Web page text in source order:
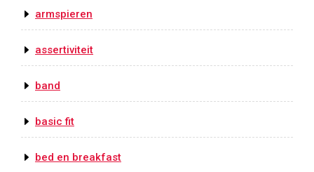
armspieren
assertiviteit
band
basic fit
bed en breakfast